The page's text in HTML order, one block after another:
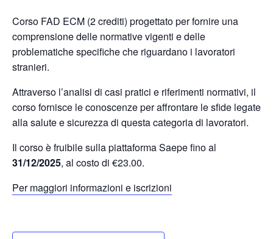
Corso FAD ECM (2 crediti) progettato per fornire una
comprensione delle normative vigenti e delle
problematiche specifiche che riguardano i lavoratori
stranieri.
Attraverso l’analisi di casi pratici e riferimenti normativi, il
corso fornisce le conoscenze per affrontare le sfide legate
alla salute e sicurezza di questa categoria di lavoratori.
Il corso è fruibile sulla piattaforma Saepe fino al
31/12/2025, al costo di €23.00.
Per maggiori informazioni e iscrizioni